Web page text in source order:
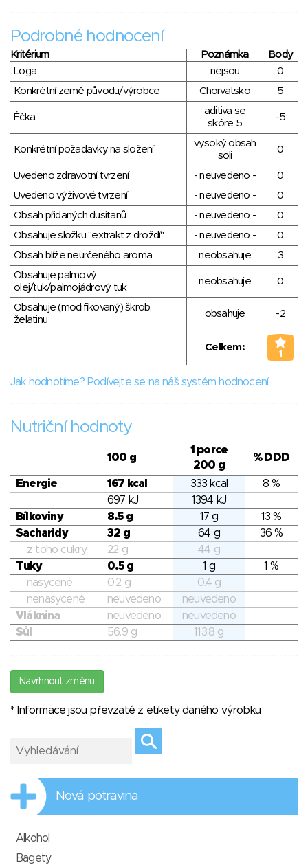
Podrobné hodnocení
Kritérium Poznámka
Body
Loga
nejsou
0
Konkrétní země původu/výrobce
Chorvatsko 5
Éčka
aditiva se
skóre 5
-5
Konkrétní požadavky na složení
vysoký obsah
soli
0
Uvedeno zdravotní tvrzení - neuvedeno -
0
Uvedeno výživové tvrzení
- neuvedeno -
0
Obsah přidaných dusitanů
- neuvedeno -
0
Obsahuje složku "extrakt z droždí"
- neuvedeno -
0
Obsah blíže neurčeného aroma
neobsahuje
3
Obsahuje palmový
olej/tuk/palmojádrový tuk
neobsahuje 0
Obsahuje (modifikovaný) škrob,
želatinu
obsahuje -2
Celkem:
1
Jak hodnotíme? Podívejte se na náš systém hodnocení.
Nutriční hodnoty
100 g
1 porce
200 g
% DDD
Energie 167 kcal 333 kcal
8 %
697 kJ
1394 kJ
Bílkoviny
8.5 g 17 g
13 %
Sacharidy
32 g 64 g
36 %
z toho cukry
22 g
44 g
Tuky
0.5 g 1 g
1 %
nasycené
0.2 g
0.4 g
nenasycené
neuvedeno
neuvedeno
Vláknina
neuvedeno
neuvedeno
Sůl
56.9 g 113.8 g
Navrhnout změnu
* Informace jsou převzaté z etikety daného výrobku
Nová potravina
Alkohol
Bagety